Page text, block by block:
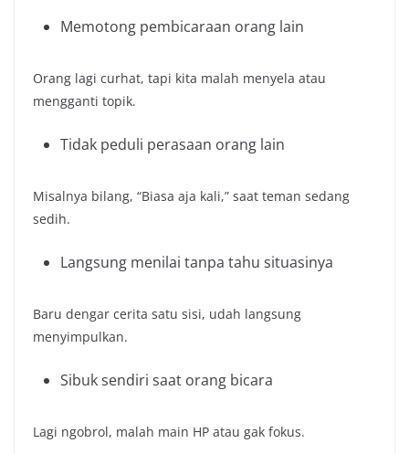
Memotong pembicaraan orang lain
Orang lagi curhat, tapi kita malah menyela atau
mengganti topik.
Tidak peduli perasaan orang lain
Misalnya bilang, “Biasa aja kali,” saat teman sedang
sedih.
Langsung menilai tanpa tahu situasinya
Baru dengar cerita satu sisi, udah langsung
menyimpulkan.
Sibuk sendiri saat orang bicara
Lagi ngobrol, malah main HP atau gak fokus.